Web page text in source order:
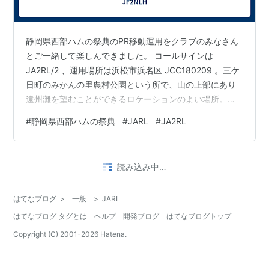
静岡県西部ハムの祭典のPR移動運用をクラブのみなさん
とご一緒して楽しんできました。 コールサインは
JA2RL/2 、運用場所は浜松市浜名区 JCC180209 。三ケ
日町のみかんの里農村公園という所で、山の上部にあり
遠州灘を望むことができるロケーションのよい場所。天
状況で、伸縮ポールでアンテナを上げると、風でポール
が弓なりなるくらいだったためステーを付けて対応。 運
当した 30m は、あまり呼ばれることがなかったのです
った時に一瞬だ…
#静岡県西部ハムの祭典 #JARL #JA2RL
読み込み中…
はてなブログ > 一般 > JARL
はてなブログ タグとは
ヘルプ 開発ブログ
はてなブログトップ
Copyright (C) 2001-2026 Hatena.